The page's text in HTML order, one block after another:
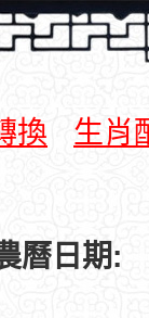
換
生肖
曆日期: